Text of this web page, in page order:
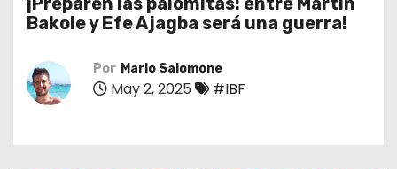
Bakole y Efe Ajagba será una guerra!
Por Mario Salomone
May 2, 2025 #IBF